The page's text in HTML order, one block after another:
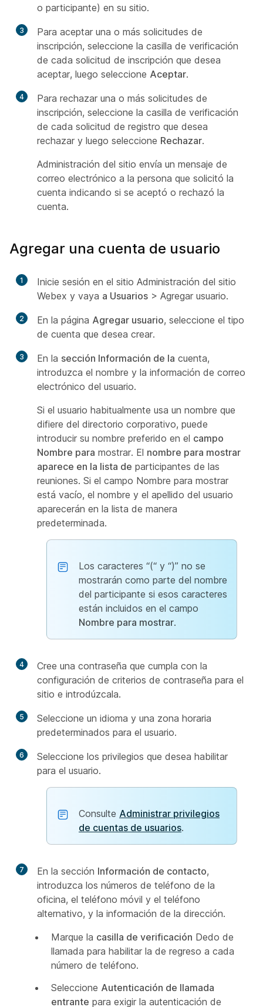
o participante) en su sitio.
3
Para aceptar una o más solicitudes de
inscripción, seleccione la casilla de verificación
de cada solicitud de inscripción que desea
aceptar, luego seleccione Aceptar.
4
Para rechazar una o más solicitudes de
inscripción, seleccione la casilla de verificación
de cada solicitud de registro que desea
rechazar y luego seleccione Rechazar.
Administración del sitio envía un mensaje de
correo electrónico a la persona que solicitó la
cuenta indicando si se aceptó o rechazó la
cuenta.
Agregar una cuenta de usuario
1
Inicie sesión en el sitio Administración del sitio
Webex y vaya a Usuarios > Agregar usuario.
2 En la página Agregar usuario, seleccione el tipo
de cuenta que desea crear.
3 En la sección Información de la cuenta,
introduzca el nombre y la información de correo
electrónico del usuario.
Si el usuario habitualmente usa un nombre que
difiere del directorio corporativo, puede
introducir su nombre preferido en el campo
Nombre para mostrar. El nombre para mostrar
aparece en la lista de participantes de las
reuniones. Si el campo Nombre para mostrar
está vacío, el nombre y el apellido del usuario
aparecerán en la lista de manera
predeterminada.
Los caracteres “(“ y “)” no se
mostrarán como parte del nombre
del participante si esos caracteres
están incluidos en el campo
Nombre para mostrar.
4
Cree una contraseña que cumpla con la
configuración de criterios de contraseña para el
sitio e introdúzcala.
5
Seleccione un idioma y una zona horaria
predeterminados para el usuario.
6
Seleccione los privilegios que desea habilitar
para el usuario.
Consulte Administrar privilegios
de cuentas de usuarios.
7 En la sección Información de contacto,
introduzca los números de teléfono de la
oficina, el teléfono móvil y el teléfono
alternativo, y la información de la dirección.
Marque la casilla de verificación Dedo de
llamada para habilitar la de regreso a cada
número de teléfono.
Seleccione Autenticación de llamada
entrante para exigir la autenticación de